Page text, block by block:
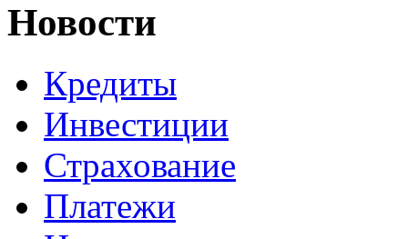
Новости
Кредиты
Инвестиции
Страхование
Платежи